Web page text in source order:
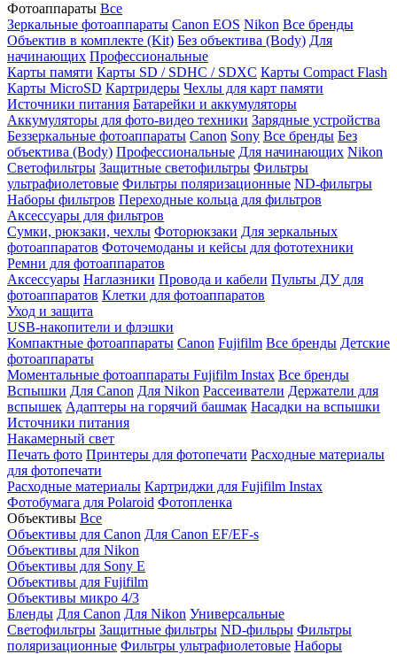
Фотоаппараты Все
Зеркальные фотоаппараты Canon EOS Nikon Все бренды
Объектив в комплекте (Kit) Без объектива (Body) Для
начинающих Профессиональные
Карты памяти Карты SD / SDHC / SDXC Карты Compact Flash
Карты MicroSD Картридеры Чехлы для карт памяти
Источники питания Батарейки и аккумуляторы
Аккумуляторы для фото-видео техники Зарядные устройства
Беззеркальные фотоаппараты Canon Sony Все бренды Без
объектива (Body) Профессиональные Для начинающих Nikon
Светофильтры Защитные светофильтры Фильтры
ультрафиолетовые Фильтры поляризационные ND-фильтры
Наборы фильтров Переходные кольца для фильтров
Аксессуары для фильтров
Сумки, рюкзаки, чехлы Фоторюкзаки Для зеркальных
фотоаппаратов Фоточемоданы и кейсы для фототехники
Ремни для фотоаппаратов
Аксессуары Наглазники Провода и кабели Пульты ДУ для
фотоаппаратов Клетки для фотоаппаратов
Уход и защита
USB-накопители и флэшки
Компактные фотоаппараты Canon Fujifilm Все бренды Детские
фотоаппараты
Моментальные фотоаппараты Fujifilm Instax Все бренды
Вспышки Для Canon Для Nikon Рассеиватели Держатели для
вспышек Адаптеры на горячий башмак Насадки на вспышки
Источники питания
Накамерный свет
Печать фото Принтеры для фотопечати Расходные материалы
для фотопечати
Расходные материалы Картриджи для Fujifilm Instax
Фотобумага для Polaroid Фотопленка
Объективы Все
Объективы для Canon Для Canon EF/EF-s
Объективы для Nikon
Объективы для Sony E
Объективы для Fujifilm
Объективы микро 4/3
Бленды Для Canon Для Nikon Универсальные
Светофильтры Защитные фильтры ND-фильры Фильтры
поляризационные Фильтры ультрафиолетовые Наборы